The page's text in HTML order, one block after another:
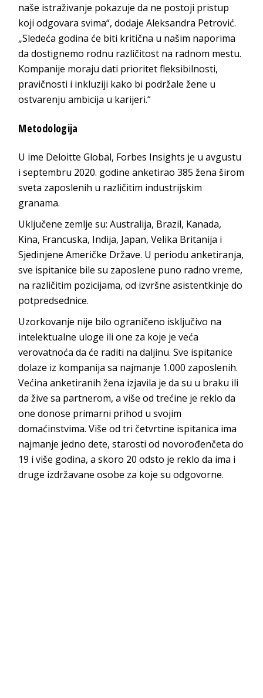
naše istraživanje pokazuje da ne postoji pristup
koji odgovara svima“, dodaje Aleksandra Petrović.
„Sledeća godina će biti kritična u našim naporima
da dostignemo rodnu različitost na radnom mestu.
Kompanije moraju dati prioritet fleksibilnosti,
pravičnosti i inkluziji kako bi podržale žene u
ostvarenju ambicija u karijeri.“
Metodologija
U ime Deloitte Global, Forbes Insights je u avgustu
i septembru 2020. godine anketirao 385 žena širom
sveta zaposlenih u različitim industrijskim
granama.
Uključene zemlje su: Australija, Brazil, Kanada,
Kina, Francuska, Indija, Japan, Velika Britanija i
Sjedinjene Američke Države. U periodu anketiranja,
sve ispitanice bile su zaposlene puno radno vreme,
na različitim pozicijama, od izvršne asistentkinje do
potpredsednice.
Uzorkovanje nije bilo ograničeno isključivo na
intelektualne uloge ili one za koje je veća
verovatnoća da će raditi na daljinu. Sve ispitanice
dolaze iz kompanija sa najmanje 1.000 zaposlenih.
Većina anketiranih žena izjavila je da su u braku ili
da žive sa partnerom, a više od trećine je reklo da
one donose primarni prihod u svojim
domaćinstvima. Više od tri četvrtine ispitanica ima
najmanje jedno dete, starosti od novorođenčeta do
19 i više godina, a skoro 20 odsto je reklo da ima i
druge izdržavane osobe za koje su odgovorne.